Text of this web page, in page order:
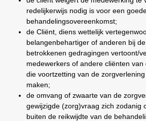
redelijkerwijs nodig is voor een
behandelingsovereenkomst;
de Cliënt, diens wettelijk
belangenbehartiger of anderen bij
betrokkenen gedragingen vertoont/
medewerkers of andere cliënten van
die voortzetting van de
maken;
de omvang of zwaarte van de
gewijzigde (zorg)vraag zich zodanig
buiten de reikwijdte van de